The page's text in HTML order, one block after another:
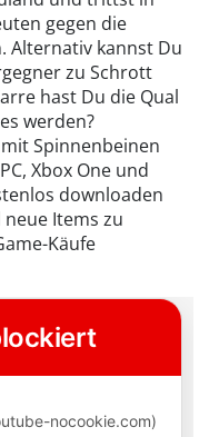
gegen die
Alternativ kannst Du
zu Schrott
hast Du die Qual
werden?
Spinnenbeinen
Xbox One und
downloaden
Items zu
Käufe